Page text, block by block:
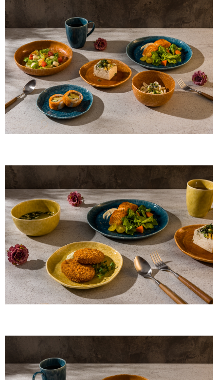
後付繳納相關費用。
※ 交易是否成功請以「AFTEE先享後付 」之結帳頁面顯示為準，若有關於
是否繳費成功／繳費後需取消欲退款等相關疑問，請聯繫「AFTEE先享後付
客戶支援中心」https://netprotections.freshdesk.com/support/home
【注意事項】
１．透過由恩沛科技股份有限公司提供之「AFTEE先享後付」服務完成之交
易，需依本服務之必要範圍內提供個人資料，並將交易相關給付款項請求債
權轉讓予恩沛科技股份有限公司。
２．關於個人資料處理事宜，請瀏覽以下網址：
https://aftee.tw/terms/#terms3
３．未成年的使用者請事先徵得法定代理人或監護人之同意方可使用
「AFTEE先享後付」，若未經同意申辦者引起之損失，本公司不負相關責
任。
４．使用「AFTEE先享後付」時，將依據個別帳號之用戶狀況，依本公司即
時審查核予不同之上限額度；若仍有額度不足之情形，本公司將視審查結果
順豐速運 查看運費